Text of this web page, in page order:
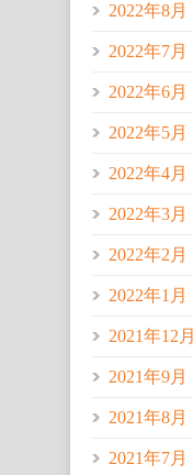
2022年8月
2022年7月
2022年6月
2022年5月
2022年4月
2022年3月
2022年2月
2022年1月
2021年12月
2021年9月
2021年8月
2021年7月